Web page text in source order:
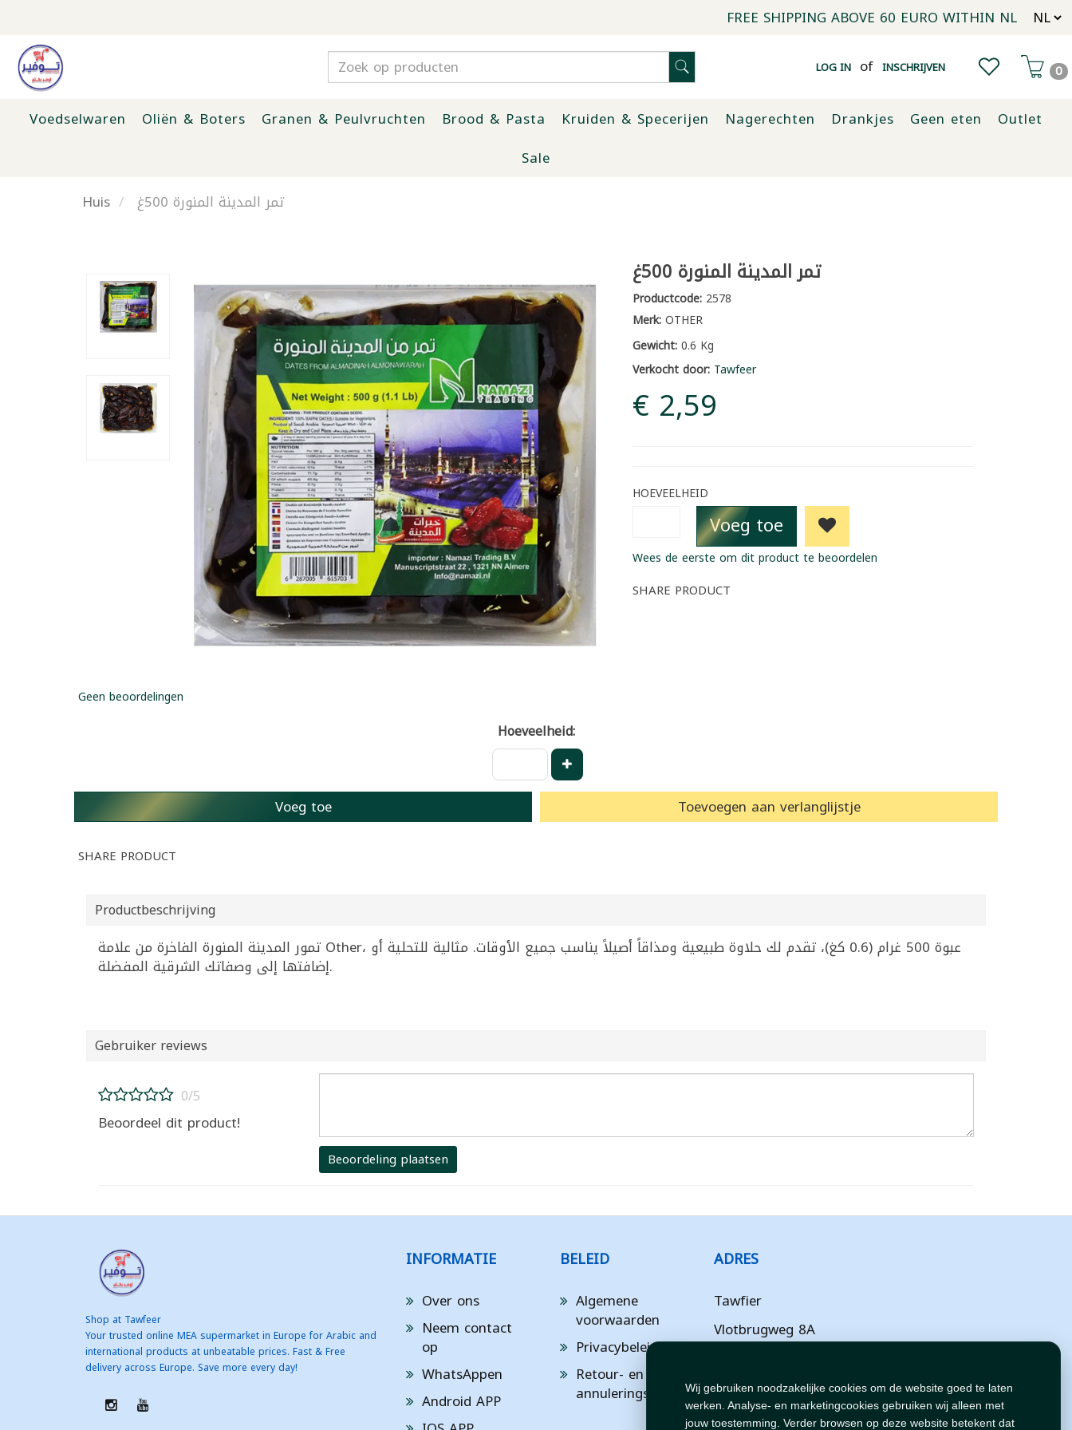
Wij gebruiken noodzakelijke cookies om de website goed te laten
werken. Analyse- en marketingcookies gebruiken wij alleen met
jouw toestemming. Verder browsen op deze website betekent dat
FREE SHIPPING ABOVE 60 EURO WITHIN NL
LOG IN of INSCHRIJVEN 0
Voedselwaren Oliën & Boters Granen & Peulvruchten Brood & Pasta Kruiden & Specerijen Nagerechten Drankjes Geen eten
Outlet
Sale
Huis
تمر المدينة المنورة 500غ
تمر المدينة المنورة 500غ
Productcode:2578
Merk:OTHER
Gewicht:0.6 Kg
Verkocht door: Tawfeer
€ 2,59
HOEVEELHEID
Voeg toe
Wees de eerste om dit product te beoordelen
SHARE PRODUCT
Geen beoordelingen
Hoeveelheid:
Voeg toe Toevoegen aan verlanglijstje
SHARE PRODUCT
Productbeschrijving
تمور المدينة المنورة الفاخرة من علامة Other، عبوة 500 غرام (0.6 كغ)، تقدم لك حلاوة طبيعية ومذاقاً أصيلاً يناسب جميع الأوقات. مثالية للتحلية أو
إضافتها إلى وصفاتك الشرقية المفضلة.
Gebruiker reviews
0/5
Beoordeel dit product!
Beoordeling plaatsen
Shop at Tawfeer
Your trusted online MEA supermarket in Europe for Arabic and
international products at unbeatable prices. Fast & Free
delivery across Europe. Save more every day!
INFORMATIE
Over ons
Neem contact
op
WhatsAppen
Android APP
BELEID
Algemene
voorwaarden
Privacybeleid
Retour- en
annuleringsbeleid
ADRES
Tawfier
Vlotbrugweg 8A
Flevoland
NL